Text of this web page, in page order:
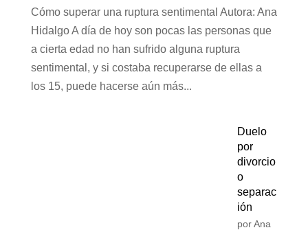
Cómo superar una ruptura sentimental Autora: Ana
Hidalgo A día de hoy son pocas las personas que
a cierta edad no han sufrido alguna ruptura
sentimental, y si costaba recuperarse de ellas a
los 15, puede hacerse aún más...
Duelo
por
divorcio
o
separac
ión
porAna